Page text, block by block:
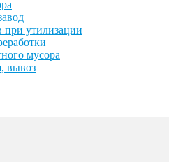
при утилизации
мусора
вывоз